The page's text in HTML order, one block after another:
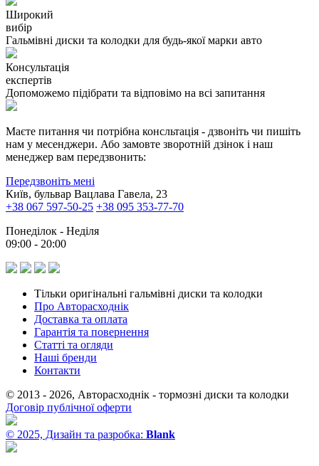
Широкий
вибір
Гальмівні диски та колодки для будь-якої марки авто
Консультація
експертів
Допоможемо підібрати та відповімо на всі запитання
Маєте питання чи потрібна консльтація - дзвоніть чи пишіть
нам у месенджери. Або замовте зворотній дзінок і наш
менеджер вам передзвонить:
Передзвоніть мені
Київ, бульвар Вацлава Гавела, 23
+38 067 597-50-25 +38 095 353-77-70
Понеділок - Неділя
09:00 - 20:00
Тільки оригінальні гальмівні диски та колодки
Про Авторасходнік
Доставка та оплата
Гарантія та повернення
Статті та огляди
Наші бренди
Контакти
© 2013 - 2026, Авторасходнік - тормозні диски та колодки
Договір публічної оферти
© 2025, Дизайн та разробка: Blank